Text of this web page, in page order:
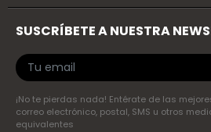
SUSCRÍBETE A NUESTRA
¡No te pierdas nada! Entérate de las
correo electrónico, postal, SMS u otros
equivalentes